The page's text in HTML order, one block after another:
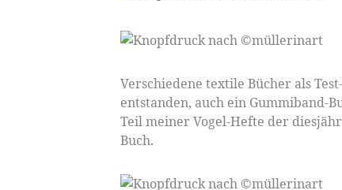
Verschiedene textile Bücher als
entstanden, auch ein Gummiband-
Teil meiner Vogel-Hefte der
Buch.